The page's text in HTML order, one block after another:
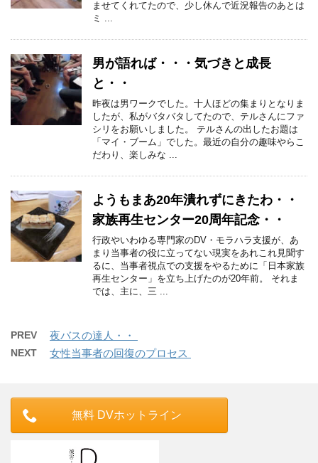
ませてくれてたので、少し休んで近況報告のあとは
ミ ...
男が語れば・・・気づきと成長
と・・
昨夜は男ワークでした。十人ほどの集まりとなりま
したが、私がバタバタしてたので、テルさんにファ
シリをお願いしました。 テルさんの出したお題は
「マイ・ブーム」でした。最近の自分の趣味やらこ
だわり、楽しみな ...
ようもまあ20年潰れずにきたわ・・
家族再生センター20周年記念・・
行政やいわゆる専門家のDV・モラハラ支援が、あ
まり当事者の役に立ってない現実をあれこれ見聞す
るに、当事者視点での支援をやるために「日本家族
再生センター」を立ち上げたのが20年前。 それま
では、主に、三 ...
PREV 夜バスの達人・・
NEXT 女性当事者の回復のプロセス
無料 DVホットライン